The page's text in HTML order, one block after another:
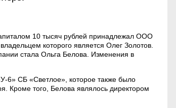
10 тысяч рублей принадлежал ООО
которого является Олег Золотов.
стала Ольга Белова. Изменения в
СБ «Светлое», которое также было
Кроме того, Белова являлось директором